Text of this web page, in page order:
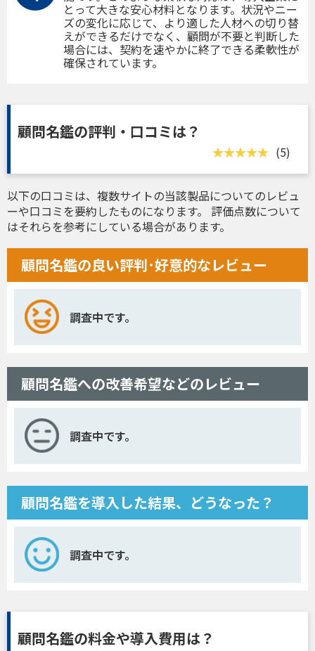
とって大きな安心材料となります。状況やニー
ズの変化に応じて、より適した人材への切り替
えができるだけでなく、顧問が不要と判断した
場合には、契約を速やかに終了できる柔軟性が
確保されています。
顧問名鑑の評判・口コミは？
(5)
以下の口コミは、複数サイトの当該製品についてのレビュ
ーや口コミを要約したものになります。 評価点数について
はそれらを参考にしている場合があります。
顧問名鑑の良い評判･好意的なレビュー
調査中です。
顧問名鑑への改善希望などのレビュー
調査中です。
顧問名鑑を導入した結果、どうなった？
調査中です。
顧問名鑑の料金や導入費用は？